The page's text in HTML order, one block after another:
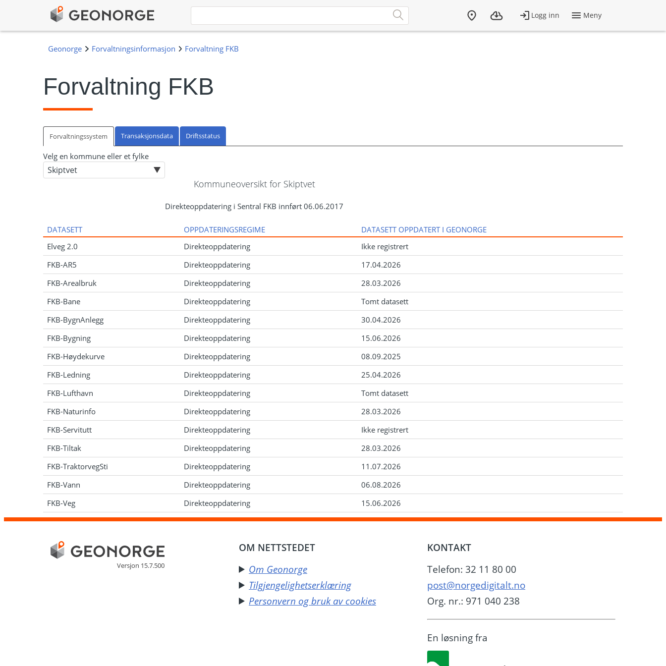
Forvaltning FKB
Forvaltningssystem Transaksjonsdata Driftsstatus
Kommuneoversikt for Skiptvet
Direkteoppdatering i Sentral FKB innført 06.06.2017
Velg en kommune eller et fylke
DATASETT OPPDATERINGSREGIME
DATASETT OPPDATERT I GEONORGE
Elveg 2.0
Direkteoppdatering
Ikke registrert
FKB-AR5
Direkteoppdatering
17.04.2026
FKB-Arealbruk
Direkteoppdatering
28.03.2026
FKB-Bane
Direkteoppdatering
Tomt datasett
FKB-BygnAnlegg
Direkteoppdatering
30.04.2026
FKB-Bygning
Direkteoppdatering
15.06.2026
FKB-Høydekurve
Direkteoppdatering
08.09.2025
FKB-Ledning
Direkteoppdatering
25.04.2026
FKB-Lufthavn
Direkteoppdatering
Tomt datasett
FKB-Naturinfo
Direkteoppdatering
28.03.2026
FKB-Servitutt
Direkteoppdatering
Ikke registrert
FKB-Tiltak
Direkteoppdatering
28.03.2026
FKB-TraktorvegSti
Direkteoppdatering
11.07.2026
FKB-Vann
Direkteoppdatering
06.08.2026
FKB-Veg
Direkteoppdatering 15.06.2026